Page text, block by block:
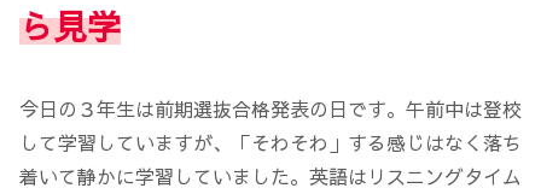
ら見学
今日の３年生は前期選抜合格発表の日です。午前中は登校
して学習していますが、「そわそわ」する感じはなく落ち
着いて静かに学習していました。英語はリスニングタイム